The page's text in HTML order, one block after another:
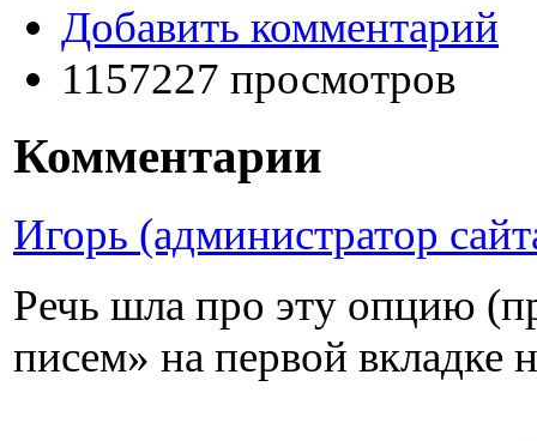
Добавить комментарий
1157227 просмотров
Комментарии
Игорь (администратор
Речь шла про эту опцию
писем» на первой вкладке